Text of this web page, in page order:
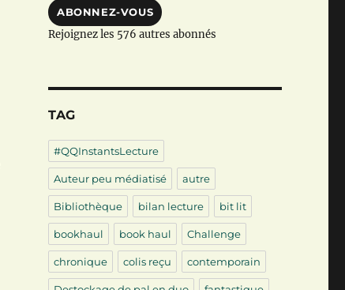
ABONNEZ-VOUS
Rejoignez les 576 autres abonnés
TAG
#QQInstantsLecture
Auteur peu médiatisé autre
Bibliothèque bilan lecture bit lit
bookhaul book haul Challenge
chronique colis reçu contemporain